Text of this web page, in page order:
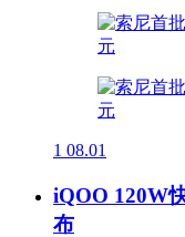
1 08.01
iQOO 120W
布